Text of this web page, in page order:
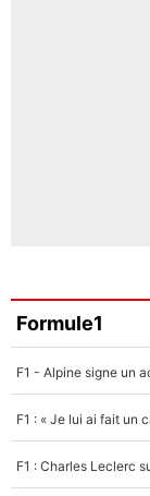
Formule1